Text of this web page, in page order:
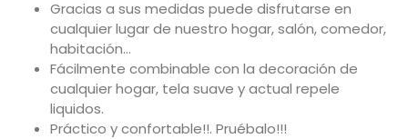
Gracias a sus medidas puede disfrutarse en
cualquier lugar de nuestro hogar, salón, comedor,
habitación…
Fácilmente combinable con la decoración de
cualquier hogar, tela suave y actual repele
liquidos.
Práctico y confortable!!. Pruébalo!!!